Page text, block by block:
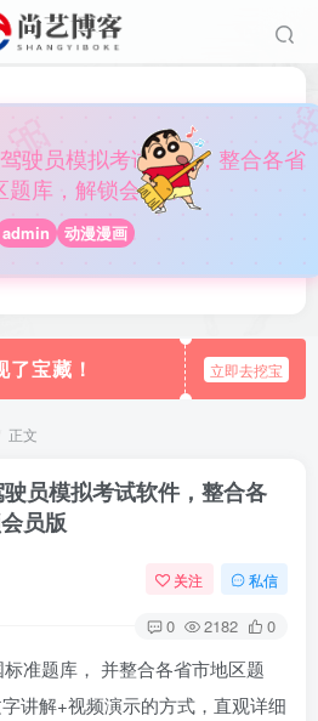
驶员模拟考试软件，整合各省
题库，解锁会员版
admin 动漫漫画
了宝藏！ 立即去挖宝
正文
员模拟考试软件，整合各
员版
关注 私信
0 2182 0
准题库， 并整合各省市地区题
讲解+视频演示的方式，直观详细